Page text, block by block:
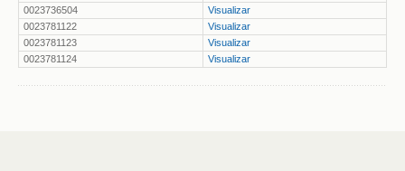
0023736504
Visualizar
0023781122
Visualizar
0023781123
Visualizar
0023781124
Visualizar